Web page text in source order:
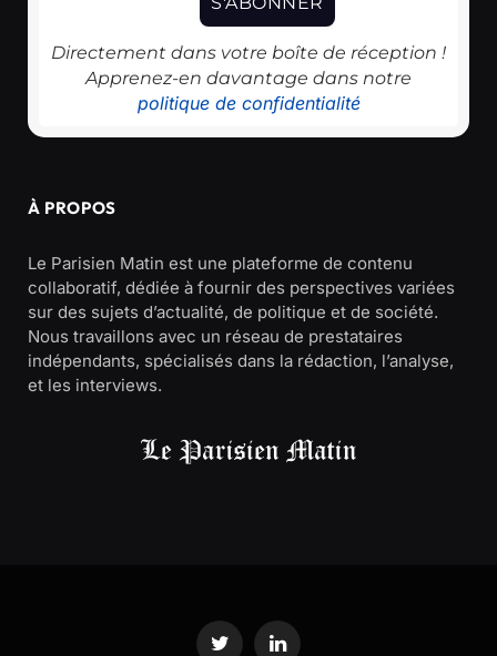
Directement dans votre boîte de réception !
Apprenez-en davantage dans notre
politique de confidentialité
À PROPOS
Le Parisien Matin est une plateforme de contenu
collaboratif, dédiée à fournir des perspectives variées
sur des sujets d’actualité, de politique et de société.
Nous travaillons avec un réseau de prestataires
indépendants, spécialisés dans la rédaction, l’analyse,
et les interviews.
Twitter LinkedIn